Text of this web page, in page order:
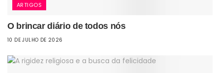
ARTIGOS
O brincar diário de todos nós
10 DE JULHO DE 2026